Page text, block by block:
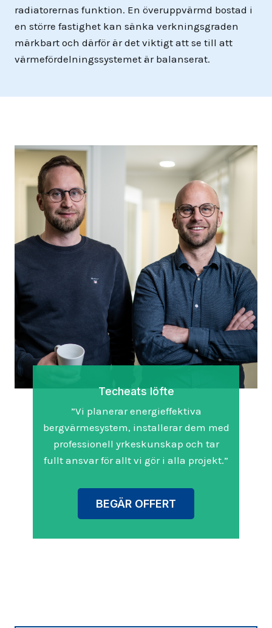
radiatorernas funktion. En överuppvärmd bostad i
en större fastighet kan sänka verkningsgraden
märkbart och därför är det viktigt att se till att
värmefördelningssystemet är balanserat.
Techeats löfte
”Vi planerar energieffektiva
bergvärmesystem, installerar dem med
professionell yrkeskunskap och tar
fullt ansvar för allt vi gör i alla projekt.”
BEGÄR OFFERT